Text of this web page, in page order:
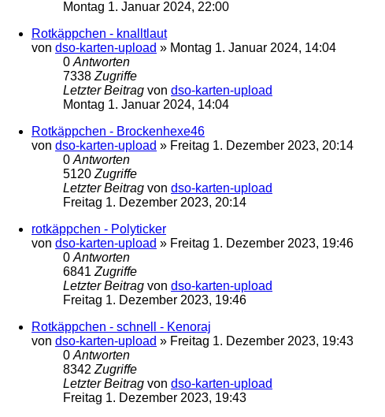
Montag 1. Januar 2024, 22:00
Rotkäppchen - knalltlaut
von dso-karten-upload » Montag 1. Januar 2024, 14:04
0Antworten
7338Zugriffe
Letzter Beitrag von dso-karten-upload
Montag 1. Januar 2024, 14:04
Rotkäppchen - Brockenhexe46
von dso-karten-upload » Freitag 1. Dezember 2023, 20:14
0Antworten
5120Zugriffe
Letzter Beitrag von dso-karten-upload
Freitag 1. Dezember 2023, 20:14
rotkäppchen - Polyticker
von dso-karten-upload » Freitag 1. Dezember 2023, 19:46
0Antworten
6841Zugriffe
Letzter Beitrag von dso-karten-upload
Freitag 1. Dezember 2023, 19:46
Rotkäppchen - schnell - Kenoraj
von dso-karten-upload » Freitag 1. Dezember 2023, 19:43
0Antworten
8342Zugriffe
Letzter Beitrag von dso-karten-upload
Freitag 1. Dezember 2023, 19:43